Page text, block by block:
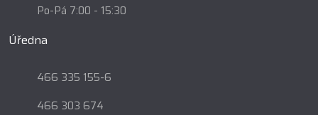
Po-Pá 7:00 - 15:30
Úředna
466 335 155-6
466 303 674